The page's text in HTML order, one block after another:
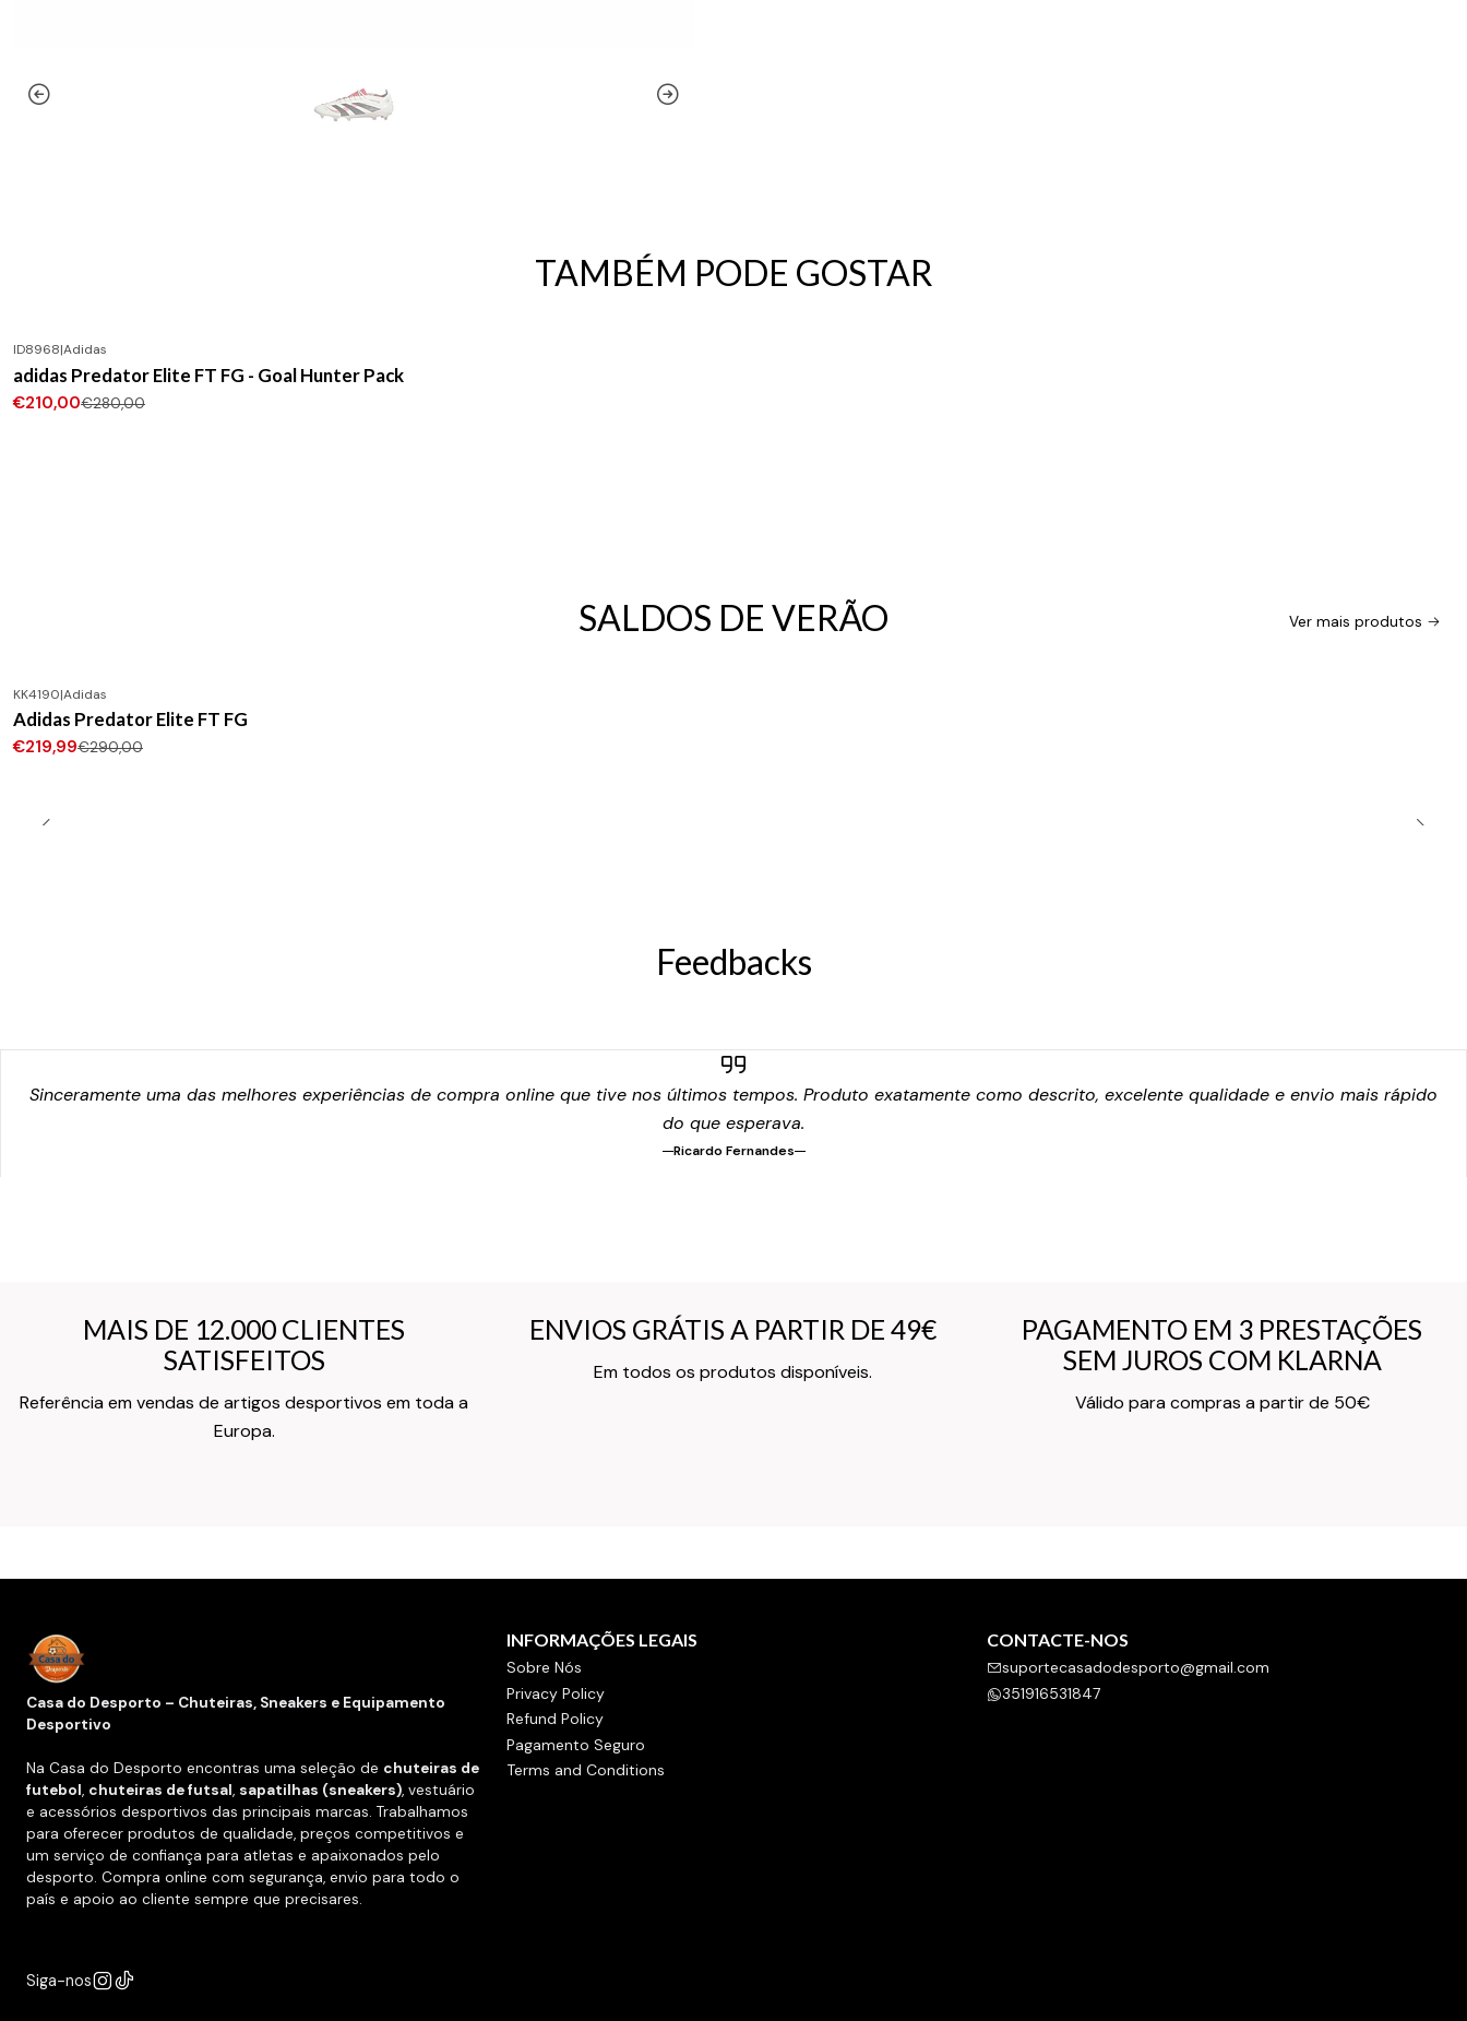
TAMBÉM PODE GOSTAR
DESCONTO
ID8968|Adidas
adidas Predator Elite FT FG - Goal Hunter Pack
€210,00€280,00
SALDOS DE VERÃO Ver mais produtos
-24%DESCONTO
Novo
KK4190|Adidas
Adidas Predator Elite FT FG
€219,99€290,00
Feedbacks
Sinceramente uma das melhores experiências de compra online que tive nos últimos tempos. Produto exatamente como descrito, excelente qualidade e envio mais rápido
do que esperava.
Ricardo Fernandes
MAIS DE 12.000 CLIENTES
SATISFEITOS
Referência em vendas de artigos desportivos em toda a
Europa.
MAIS DE 12.000 CLIENTES
SATISFEITOS
Texto do Verso do Cartão de Informação
ENVIOS GRÁTIS A PARTIR DE 49€
Em todos os produtos disponíveis.
ENVIOS GRÁTIS A PARTIR DE 49€
Texto do Verso do Cartão de Informação
PAGAMENTO EM 3 PRESTAÇÕES
SEM JUROS COM KLARNA
Válido para compras a partir de 50€
PAGAMENTO EM 3 PRESTAÇÕES
SEM JUROS COM KLARNA
Texto do Verso do Cartão de Informação
Casa do Desporto – Chuteiras, Sneakers e Equipamento
Desportivo
Na Casa do Desporto encontras uma seleção de chuteiras de
futebol, chuteiras de futsal, sapatilhas (sneakers), vestuário
e acessórios desportivos das principais marcas. Trabalhamos
para oferecer produtos de qualidade, preços competitivos e
um serviço de confiança para atletas e apaixonados pelo
desporto. Compra online com segurança, envio para todo o
país e apoio ao cliente sempre que precisares.
Siga-nos
INFORMAÇÕES LEGAIS
Sobre Nós
Privacy Policy
Refund Policy
Pagamento Seguro
Terms and Conditions
CONTACTE-NOS
suportecasadodesporto@gmail.com
351916531847